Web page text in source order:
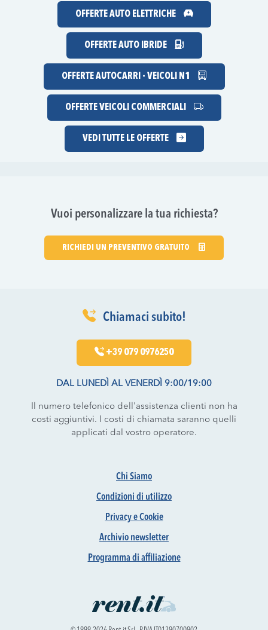
OFFERTE AUTO ELETTRICHE
OFFERTE AUTO IBRIDE
OFFERTE AUTOCARRI - VEICOLI N1
OFFERTE VEICOLI COMMERCIALI
VEDI TUTTE LE OFFERTE
Vuoi personalizzare la tua richiesta?
RICHIEDI UN PREVENTIVO GRATUITO
Chiamaci subito!
+39 079 0976250
DAL LUNEDÌ AL VENERDÌ 9:00/19:00
Il numero telefonico dell'assistenza clienti non ha
costi aggiuntivi. I costi di chiamata saranno quelli
applicati dal vostro operatore.
Chi Siamo
Condizioni di utilizzo
Privacy e Cookie
Archivio newsletter
Programma di affiliazione